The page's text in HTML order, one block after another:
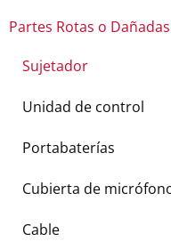
Partes Rotas o Dañadas
Sujetador
Unidad de control
Portabaterías
Cubierta de
Cable